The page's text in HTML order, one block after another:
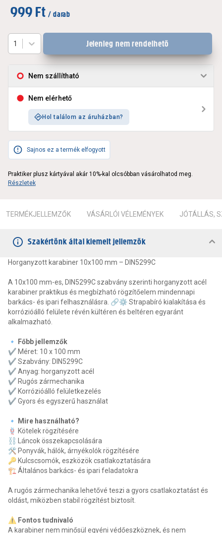
999 Ft / darab
Nem szállítható
Nem elérhető
Hol találom az áruházban?
1 Jelenleg nem rendelhető
Sajnos ez a termék elfogyott
Praktiker plusz kártyával akár 10%-kal olcsóbban vásárolhatod meg.
Részletek
TERMÉKJELLEMZŐK VÁSÁRLÓI VÉLEMÉNYEK JÓTÁLLÁS,
Szakértőnk által kiemelt jellemzők
Horganyzott karabiner 10x100 mm – DIN5299C
A 10x100 mm-es, DIN5299C szabvány szerinti horganyzott acél
karabiner praktikus és megbízható rögzítőelem mindennapi
barkács- és ipari felhasználásra. 🔗⚙ Strapabíró kialakítása és
korrózióálló felülete révén kültéren és beltéren egyaránt
alkalmazható.
🔹 Főbb jellemzők
✔ Méret: 10 x 100 mm
✔ Szabvány: DIN5299C
✔ Anyag: horganyzott acél
✔ Rugós zármechanika
✔ Korrózióálló felületkezelés
✔ Gyors és egyszerű használat
🔹 Mire használható?
🪢 Kötelek rögzítésére
⛓ Láncok összekapcsolására
🛠 Ponyvák, hálók, árnyékolók rögzítésére
🔑 Kulcscsomók, eszközök csatlakoztatására
🏗 Általános barkács- és ipari feladatokra
A rugós zármechanika lehetővé teszi a gyors csatlakoztatást és
oldást, miközben stabil rögzítést biztosít.
⚠ Fontos tudnivaló
A karabiner nem minősül egyéni védőeszköznek, és nem